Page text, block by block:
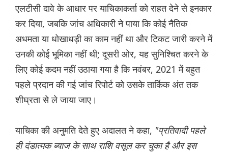
एलटीसी दावे के आधार पर याचिकाकर्ता को राहत देने से इनकार
कर दिया, जबकि जांच अधिकारी ने पाया कि कोई नैतिक
अधमता या धोखाधड़ी का काम नहीं था और टिकट जारी करने में
उनकी कोई भूमिका नहीं थी; दूसरी ओर, यह सुनिश्चित करने के
लिए कोई कदम नहीं उठाया गया है कि नवंबर, 2021 में बहुत
पहले प्रदान की गई जांच रिपोर्ट को उसके तार्किक अंत तक
शीघ्रता से ले जाया जाए।
याचिका की अनुमति देते हुए अदालत ने कहा, "प्रतिवादी पहले
ही दंडात्मक ब्याज के साथ राशि वसूल कर चुका है और इस